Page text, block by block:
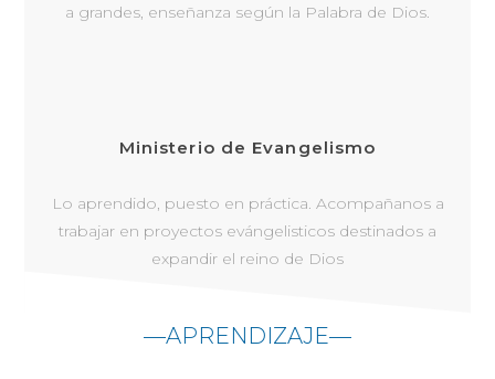
a grandes, enseñanza según la Palabra de Dios.
Ministerio de Evangelismo
Lo aprendido, puesto en práctica. Acompañanos a
trabajar en proyectos evángelisticos destinados a
expandir el reino de Dios
—APRENDIZAJE—